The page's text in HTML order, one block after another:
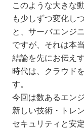
このような大きな
も少しずつ変化し
と、サーバエンジ
ですが、それは本
結論を先にお伝え
時代は、クラウド
す。
今回は数あるエン
新しい技術・トレ
セキュリティと安